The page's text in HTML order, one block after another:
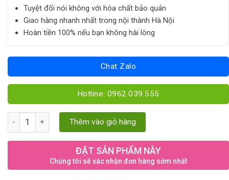
Tuyệt đối nói không với hóa chất bảo quản
Giao hàng nhanh nhất trong nội thành Hà Nội
Hoàn tiền 100% nếu bạn không hài lòng
Chat Zalo
Hotline: 0962.039.555
Hạt dổi là gì? Giá hạt dổi bao nhiêu tiền 1kg? quantity
Thêm vào giỏ hàng
ĐẶT SẢN PHẨM NÀY
Chúng tôi sẽ xác nhận đơn hàng sớm nhất